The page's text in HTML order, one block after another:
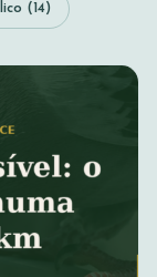
(14)